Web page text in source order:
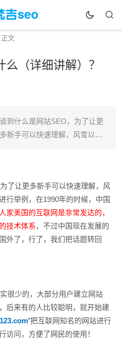
文
（详细讲解）？
谈到什么是网站SEO，为了让更
多新手可以快速理解，风雪以一
联网是非常发达的，...
让更多新手可以快速理解，风
行举例，在1990年的时候，中国
家美国的互联网是非常发达的，
技术体系，不过中国现在发展的
外了，行了，我们把话题转回
少的，大部分用户建立网站
后来有的人比较聪明，就开始建
”把互联网知名的网站进行
访问，方便了网民的使用！